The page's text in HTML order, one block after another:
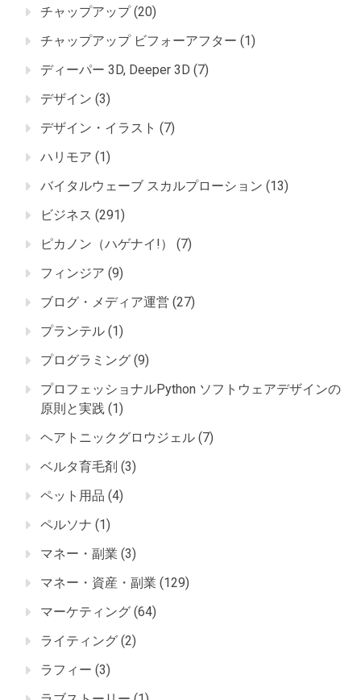
チャップアップ(20)
チャップアップ ビフォーアフター (1)
ディーパー 3D, Deeper 3D (7)
デザイン (3)
デザイン・イラスト (7)
ハリモア (1)
バイタルウェーブ スカルプローション (13)
ビジネス (291)
ピカノン（ハゲナイ!）
(7)
フィンジア (9)
ブログ・メディア運営 (27)
プランテル (1)
プログラミング (9)
プロフェッショナルPython ソフトウェアデザインの
原則と実践 (1)
ヘアトニックグロウジェル (7)
ベルタ育毛剤 (3)
ペット用品 (4)
ペルソナ (1)
マネー・副業 (3)
マネー・資産・副業 (129)
マーケティング (64)
ライティング (2)
ラフィー (3)